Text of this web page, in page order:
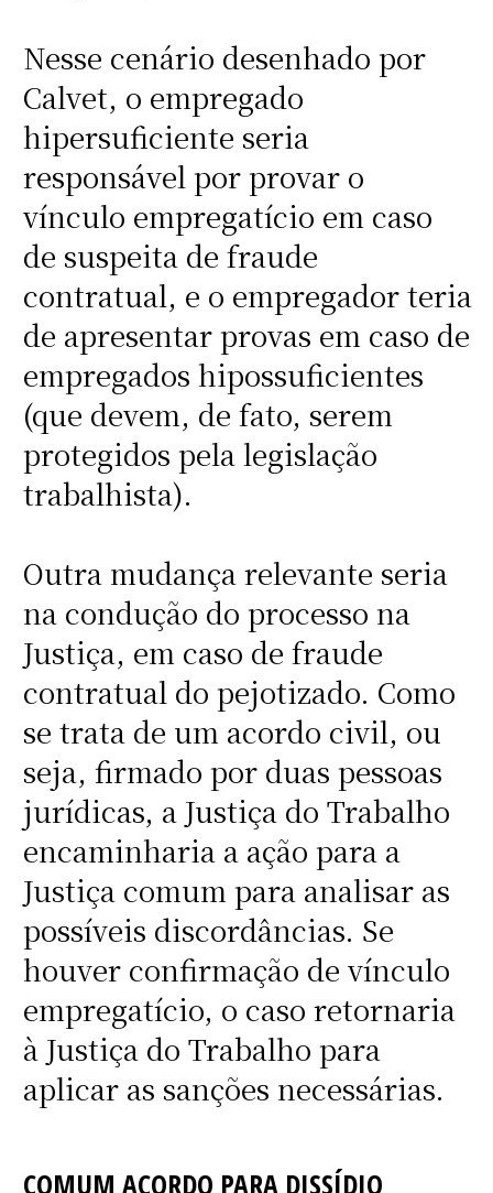
Nesse cenário desenhado por
Calvet, o empregado
hipersuficiente seria
responsável por provar o
vínculo empregatício em caso
de suspeita de fraude
contratual, e o empregador teria
de apresentar provas em caso de
empregados hipossuficientes
(que devem, de fato, serem
protegidos pela legislação
trabalhista).
Outra mudança relevante seria
na condução do processo na
Justiça, em caso de fraude
contratual do pejotizado. Como
se trata de um acordo civil, ou
seja, firmado por duas pessoas
jurídicas, a Justiça do Trabalho
encaminharia a ação para a
Justiça comum para analisar as
possíveis discordâncias. Se
houver confirmação de vínculo
empregatício, o caso retornaria
à Justiça do Trabalho para
aplicar as sanções necessárias.
COMUM ACORDO PARA DISSÍDIO